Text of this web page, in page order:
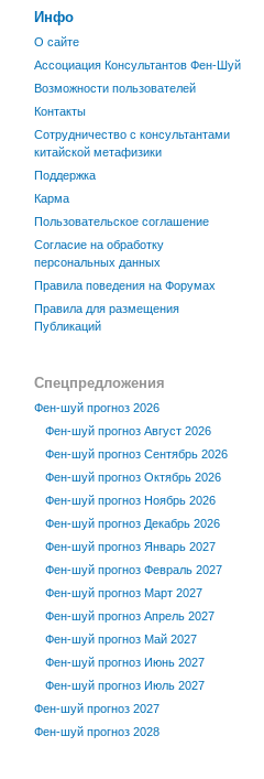
Инфо
О сайте
Ассоциация Консультантов Фен-Шуй
Возможности пользователей
Контакты
Сотрудничество с консультантами
китайской метафизики
Поддержка
Карма
Пользовательское соглашение
Согласие на обработку
персональных данных
Правила поведения на Форумах
Правила для размещения
Публикаций
Спецпредложения
Фен-шуй прогноз 2026
Фен-шуй прогноз Август 2026
Фен-шуй прогноз Сентябрь 2026
Фен-шуй прогноз Октябрь 2026
Фен-шуй прогноз Ноябрь 2026
Фен-шуй прогноз Декабрь 2026
Фен-шуй прогноз Январь 2027
Фен-шуй прогноз Февраль 2027
Фен-шуй прогноз Март 2027
Фен-шуй прогноз Апрель 2027
Фен-шуй прогноз Май 2027
Фен-шуй прогноз Июнь 2027
Фен-шуй прогноз Июль 2027
Фен-шуй прогноз 2027
Фен-шуй прогноз 2028